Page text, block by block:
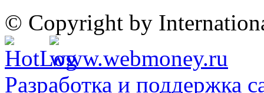
© Copyright by
Разработка и поддержка